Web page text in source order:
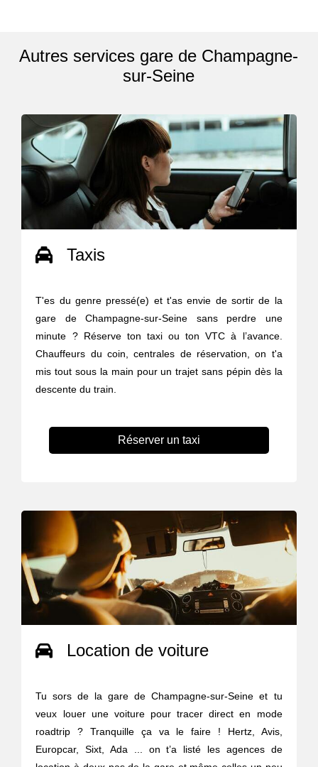
Autres services gare de Champagne-
sur-Seine
Taxis
T'es du genre pressé(e) et t'as envie de sortir de la
gare de Champagne-sur-Seine sans perdre une
minute ? Réserve ton taxi ou ton VTC à l’avance.
Chauffeurs du coin, centrales de réservation, on t'a
mis tout sous la main pour un trajet sans pépin dès la
descente du train.
Réserver un taxi
Location de voiture
Tu sors de la gare de Champagne-sur-Seine et tu
veux louer une voiture pour tracer direct en mode
roadtrip ? Tranquille ça va le faire ! Hertz, Avis,
Europcar, Sixt, Ada ... on t’a listé les agences de